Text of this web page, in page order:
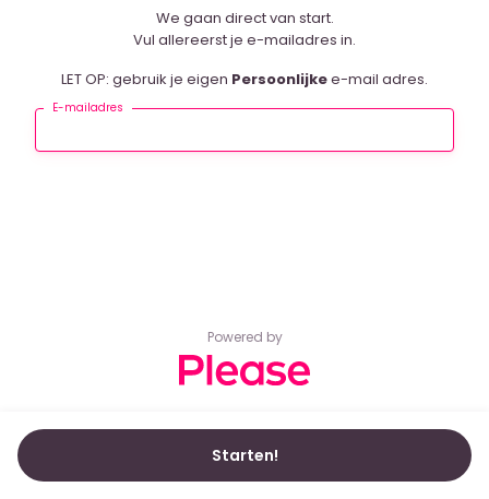
Powered by
We gaan direct van start.
Vul allereerst je e-mailadres in.
LET OP: gebruik je eigen Persoonlijkee-mail adres.
E-mailadres